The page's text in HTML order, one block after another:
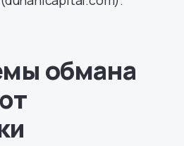
обмана